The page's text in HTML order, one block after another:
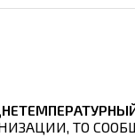
ТО